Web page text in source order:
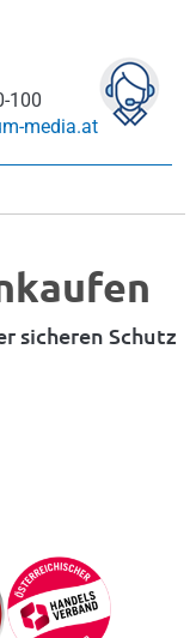
100
media.at
sicheren Schutz